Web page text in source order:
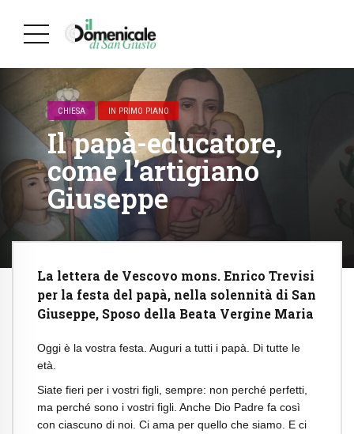
CHIESA IN PRIMO PIANO
Il papà-educatore,
come l’artigiano
Giuseppe
La lettera de Vescovo mons. Enrico Trevisi
per la festa del papà, nella solennità di San
Giuseppe, Sposo della Beata Vergine Maria
Oggi è la vostra festa. Auguri a tutti i papà. Di tutte le
età.
Siate fieri per i vostri figli, sempre: non perché perfetti,
ma perché sono i vostri figli. Anche Dio Padre fa così
con ciascuno di noi. Ci ama per quello che siamo. E ci